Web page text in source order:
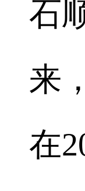
石
来
在